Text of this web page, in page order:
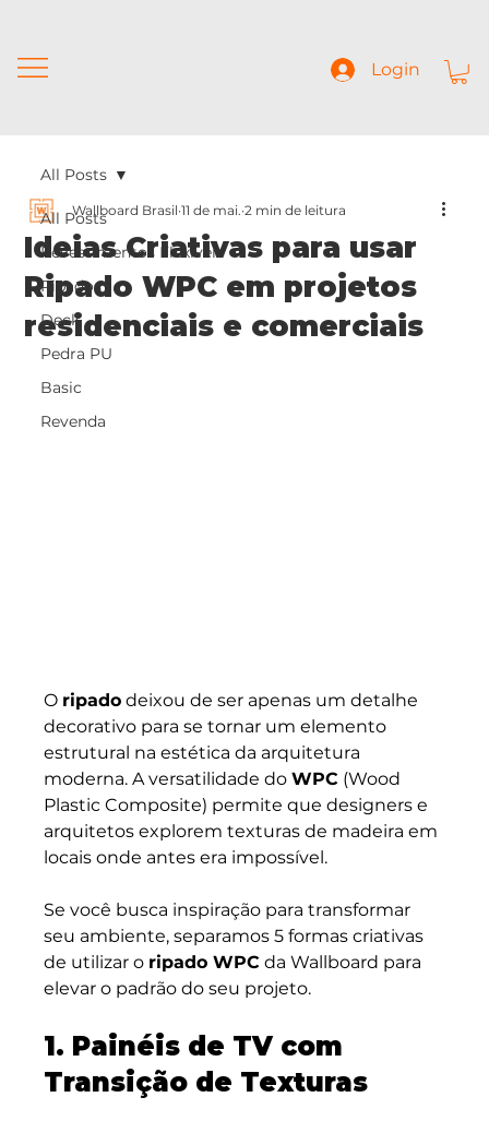
Login
All Posts
Revestimentos Flexíveis
Ripados
Deck
Pedra PU
Basic
Revenda
All Posts
Ideias Criativas para usar
Ripado WPC em projetos
residenciais e comerciais
Wallboard Brasil 11 de mai. 2 min de leitura
O ripado deixou de ser apenas um detalhe
decorativo para se tornar um elemento
estrutural na estética da arquitetura
moderna. A versatilidade do WPC (Wood
Plastic Composite) permite que designers e
arquitetos explorem texturas de madeira em
locais onde antes era impossível.
Se você busca inspiração para transformar
seu ambiente, separamos 5 formas criativas
de utilizar o ripado WPC da Wallboard para
elevar o padrão do seu projeto.
1. Painéis de TV com
Transição de Texturas